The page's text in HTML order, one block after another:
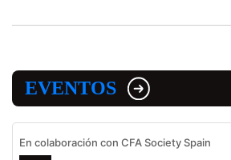
EVENTOS
En colaboración con CFA Society Spain